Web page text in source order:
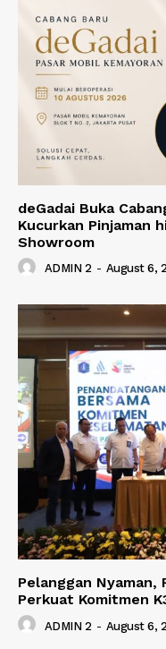
deGadai Buka
Kucurkan Pinjaman
Showroom
ADMIN 2 - August 6,
Pelanggan Nyaman,
Perkuat Komitmen
ADMIN 2 - August 6,